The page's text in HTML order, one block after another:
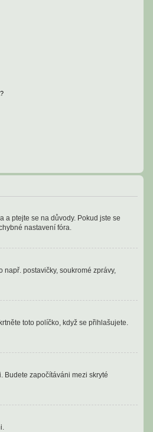
a ptejte se na důvody. Pokud jste se
nastavení fóra.
postavičky, soukromé zprávy,
toto políčko, když se přihlašujete.
Budete započítáváni mezi skryté